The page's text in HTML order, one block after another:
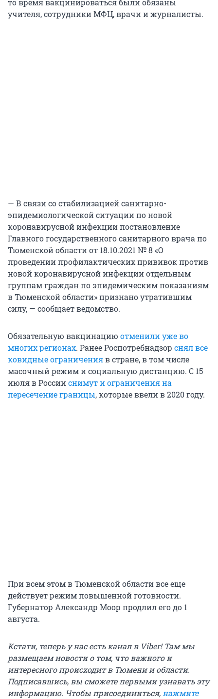
то время вакцинироваться были обязаны
учителя, сотрудники МФЦ, врачи и журналисты.
— В связи со стабилизацией санитарно-
эпидемиологической ситуации по новой
коронавирусной инфекции постановление
Главного государственного санитарного врача по
Тюменской области от 18.10.2021 № 8 «О
проведении профилактических прививок против
новой коронавирусной инфекции отдельным
группам граждан по эпидемическим показаниям
в Тюменской области» признано утратившим
силу, — сообщает ведомство.
Обязательную вакцинацию отменили уже во
многих регионах. Ранее Роспотребнадзор снял все
ковидные ограниченияв стране, в том числе
масочный режим и социальную дистанцию. С 15
июля в Россииснимут и ограничения на
пересечение границы, которые ввели в 2020 году.
При всем этом в Тюменской области все еще
действует режим повышенной готовности.
Губернатор Александр Моор продлил его до 1
августа.
Кстати, теперь у нас есть канал в Viber! Там мы
размещаем новости о том, что важного и
интересного происходит в Тюмени и области.
Подписавшись, вы сможете первыми узнавать эту
информацию. Чтобы присоединиться,нажмите